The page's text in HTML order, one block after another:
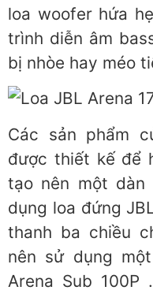
loa woofer hứa
trình diễn âm
bị nhòe hay méo
Các sản phẩm
được thiết kế để
tạo nên một dàn
dụng loa đứng
thanh ba chiều
nên sử dụng
Arena Sub 100P